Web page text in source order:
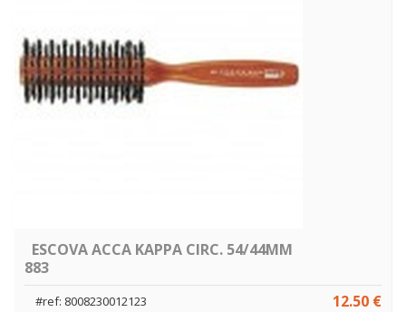
ESCOVA ACCA KAPPA CIRC. 54/44MM
883
12.50 €
#ref: 8008230012123